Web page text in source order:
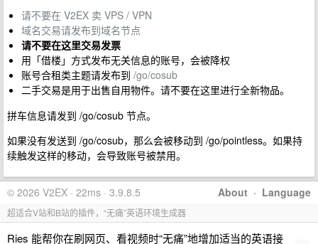
请不要在 V2EX 卖 VPS / VPN
域名交易请发布到域名节点
请不要在这里交易发票
用「借楼」方式发布无关信息的账号，会被降权
账号合租类主题请发布到 /go/cosub
二手交易是用于出售自用物件。请不要在这里进行全新物品。
拼车信息请发到 /go/cosub 节点。
如果没有发送到 /go/cosub，那么会被移动到 /go/pointless。如果持
续触发这样的移动，会导致账号被禁用。
About · Language
© 2026 V2EX · 22ms · 3.9.8.5
超适合V站和B站的插件，“无痛”英语环境生成器
Ries 能帮你在刷网页、看视频时“无痛”地增加适当的英语接